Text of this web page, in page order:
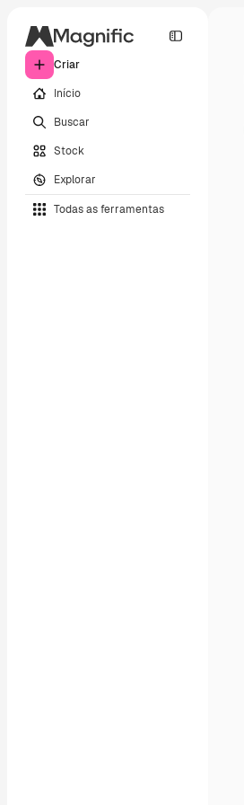
Criar
Início
Buscar
Stock
Explorar
Todas as ferramentas